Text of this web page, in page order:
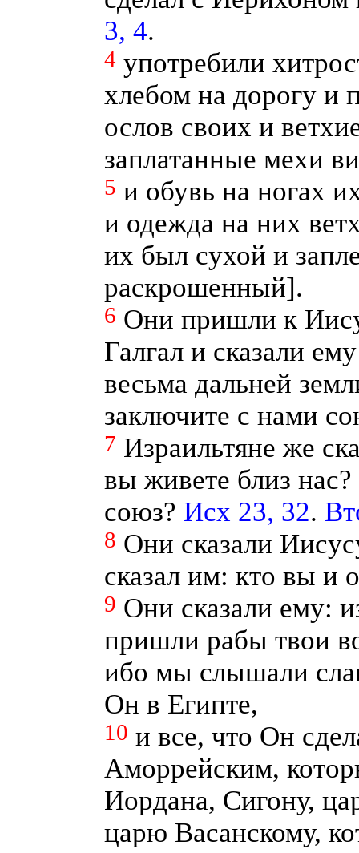
3, 4.
4 употребили
хлебом на дорогу и
ослов своих и
заплатанные мехи
5 и обувь на ногах
и одежда на них
их был сухой и
раскрошенный].
6 Они пришли к
Галгал и сказали
весьма дальней
заключите с нами
7 Израильтяне же
вы живете близ
союз? Исх 23, 32.
8 Они сказали
сказал им: кто вы и
9 Они сказали ему:
пришли рабы твои
ибо мы слышали
Он в Египте,
10 и все, что Он
Аморрейским,
Иордана, Сигону,
царю Васанскому,